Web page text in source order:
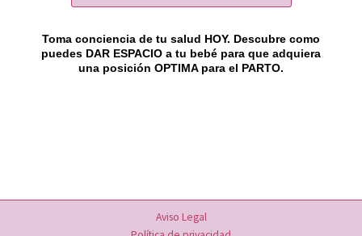
Toma conciencia de tu salud HOY. Descubre como
puedes DAR ESPACIO a tu bebé para que adquiera
una posición OPTIMA para el PARTO.
Aviso Legal